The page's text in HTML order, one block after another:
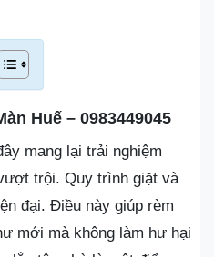
Huế – 0983449045
mang lại trải nghiệm
trội. Quy trình giặt và
đại. Điều này giúp rèm
mới mà không làm hư hại